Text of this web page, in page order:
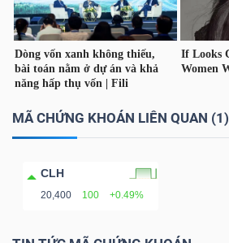
MÃ CHỨNG KHOÁN LIÊN QUAN (1)
CLH
20,400 100 +0.49%
YẾU
YẾU